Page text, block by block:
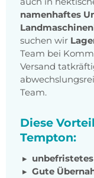
namenhaftes
suchen wir
Team bei
Versand
Team.
Diese
Tempton:
Gute